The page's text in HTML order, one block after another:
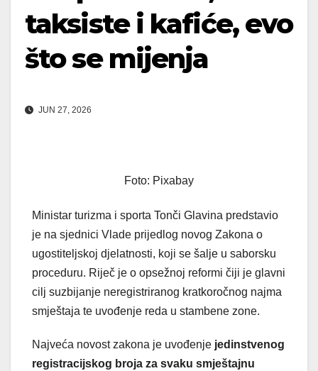
taksiste i kafiće, evo
što se mijenja
JUN 27, 2026
Foto: Pixabay
Ministar turizma i sporta Tonči Glavina predstavio
je na sjednici Vlade prijedlog novog Zakona o
ugostiteljskoj djelatnosti, koji se šalje u saborsku
proceduru. Riječ je o opsežnoj reformi čiji je glavni
cilj suzbijanje neregistriranog kratkoročnog najma
smještaja te uvođenje reda u stambene zone.
Najveća novost zakona je uvođenje jedinstvenog
registracijskog broja za svaku smještajnu